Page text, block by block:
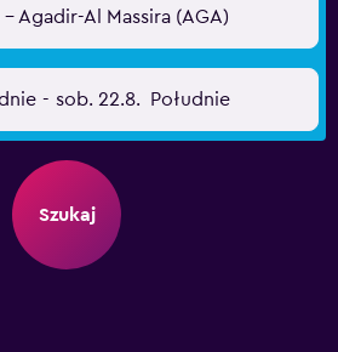
Agadir-Al Massira (AGA)
- sob. 22.8. Południe
Szukaj